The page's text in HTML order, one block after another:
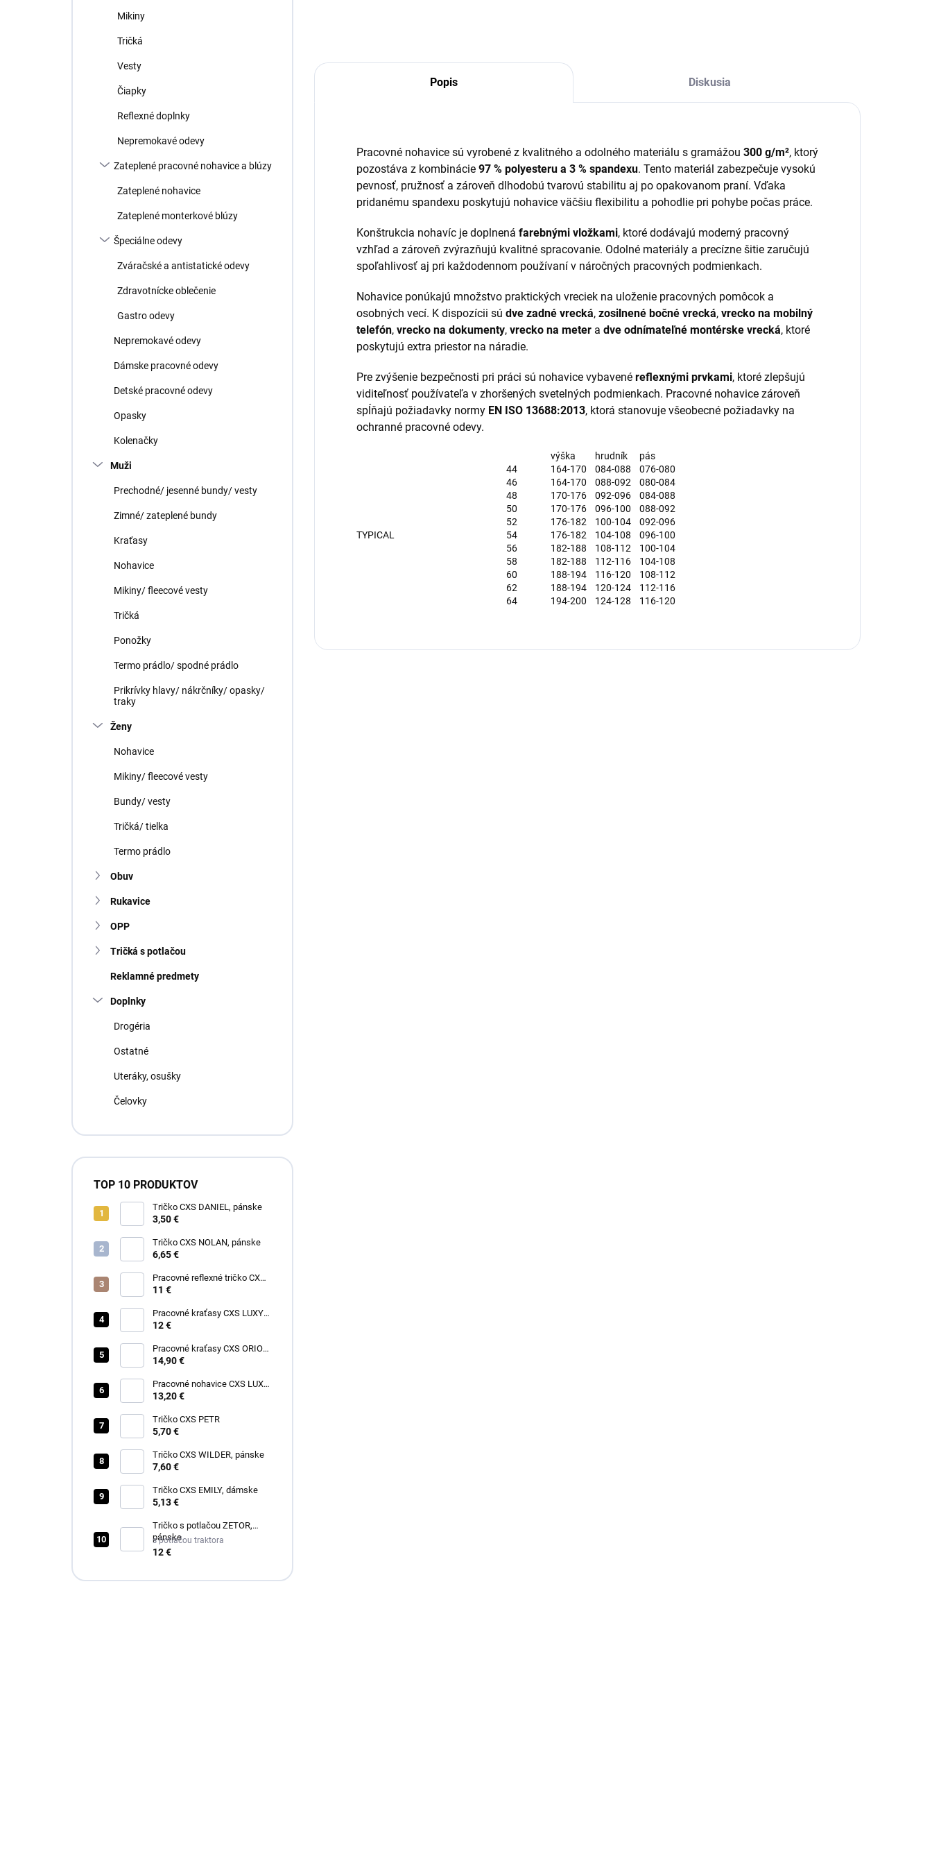
Mikiny
Tričká
Vesty
Čiapky
Reflexné doplnky
Nepremokavé odevy
Zateplené pracovné nohavice a blúzy
Zateplené nohavice
Zateplené monterkové blúzy
Špeciálne odevy
Zváračské a antistatické odevy
Zdravotnícke oblečenie
Gastro odevy
Nepremokavé odevy
Dámske pracovné odevy
Detské pracovné odevy
Opasky
Kolenačky
Muži
Prechodné/ jesenné bundy/ vesty
Zimné/ zateplené bundy
Kraťasy
Nohavice
Mikiny/ fleecové vesty
Tričká
Ponožky
Termo prádlo/ spodné prádlo
Prikrívky hlavy/ nákrčníky/ opasky/
traky
Ženy
Nohavice
Mikiny/ fleecové vesty
Bundy/ vesty
Tričká/ tielka
Termo prádlo
Obuv
Rukavice
OPP
Tričká s potlačou
Reklamné predmety
Doplnky
Drogéria
Ostatné
Uteráky, osušky
Čelovky
TOP 10 PRODUKTOV
Tričko CXS DANIEL, pánske
3,50 €
Tričko CXS NOLAN, pánske
6,65 €
Pracovné reflexné tričko CXS
EXETER, pánske
11 €
Pracovné kraťasy CXS LUXY
TOMÁŠ, pánske
12 €
Pracovné kraťasy CXS ORION
DAVID, pánske
14,90 €
Pracovné nohavice CXS LUXY
JOSEF, pánske
13,20 €
Tričko CXS PETR
5,70 €
Tričko CXS WILDER, pánske
7,60 €
Tričko CXS EMILY, dámske
5,13 €
Tričko s potlačou ZETOR,
pánske
s potlačou traktora
12 €
Popis Diskusia
Pracovné nohavice sú vyrobené z kvalitného a odolného materiálu s gramážou 300 g/m², ktorý
pozostáva z kombinácie 97 % polyesteru a 3 % spandexu. Tento materiál zabezpečuje vysokú
pevnosť, pružnosť a zároveň dlhodobú tvarovú stabilitu aj po opakovanom praní. Vďaka
pridanému spandexu poskytujú nohavice väčšiu flexibilitu a pohodlie pri pohybe počas práce.
Konštrukcia nohavíc je doplnená farebnými vložkami, ktoré dodávajú moderný pracovný
vzhľad a zároveň zvýrazňujú kvalitné spracovanie. Odolné materiály a precízne šitie zaručujú
spoľahlivosť aj pri každodennom používaní v náročných pracovných podmienkach.
Nohavice ponúkajú množstvo praktických vreciek na uloženie pracovných pomôcok a
osobných vecí. K dispozícii sú dve zadné vrecká, zosilnené bočné vrecká, vrecko na mobilný
telefón, vrecko na dokumenty, vrecko na meter a dve odnímateľné montérske vrecká, ktoré
poskytujú extra priestor na náradie.
Pre zvýšenie bezpečnosti pri práci sú nohavice vybavené reflexnými prvkami, ktoré zlepšujú
viditeľnosť používateľa v zhoršených svetelných podmienkach. Pracovné nohavice zároveň
spĺňajú požiadavky normy EN ISO 13688:2013, ktorá stanovuje všeobecné požiadavky na
ochranné pracovné odevy.
výška hrudník pás
TYPICAL
44 164-170 084-088
076-080
46
164-170 088-092
080-084
48
170-176 092-096
084-088
50
170-176 096-100
088-092
52
176-182 100-104
092-096
54
176-182 104-108
096-100
56
182-188 108-112
100-104
58
182-188 112-116
104-108
60
188-194 116-120
108-112
62
188-194 120-124
112-116
64
194-200 124-128 116-120